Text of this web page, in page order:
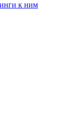
к ним